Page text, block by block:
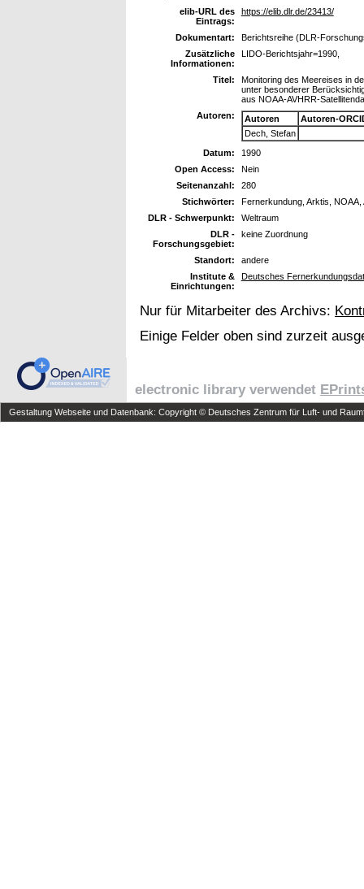
elib-URL des
Eintrags:
https://elib.dlr.de/23413/
Dokumentart:
Berichtsreihe (DLR-
Zusätzliche
Informationen:
LIDO-Berichtsjahr=1990,
Titel:
Monitoring des Meereises in
unter besonderer
aus NOAA-AVHRR-
Autoren:
Autoren
Autoren-
Dech, Stefan
Datum:
1990
Open Access:
Nein
Seitenanzahl:
280
Stichwörter:
Fernerkundung, Arktis, NOAA,
DLR - Schwerpunkt:
Weltraum
DLR -
Forschungsgebiet:
keine Zuordnung
Standort:
andere
Institute &
Einrichtungen:
Deutsches
Nur für Mitarbeiter des Archivs:
Einige Felder oben sind zurzeit
electronic library verwendet
Gestaltung Webseite und Datenbank: Copyright © Deutsches Zentrum für Luft- und